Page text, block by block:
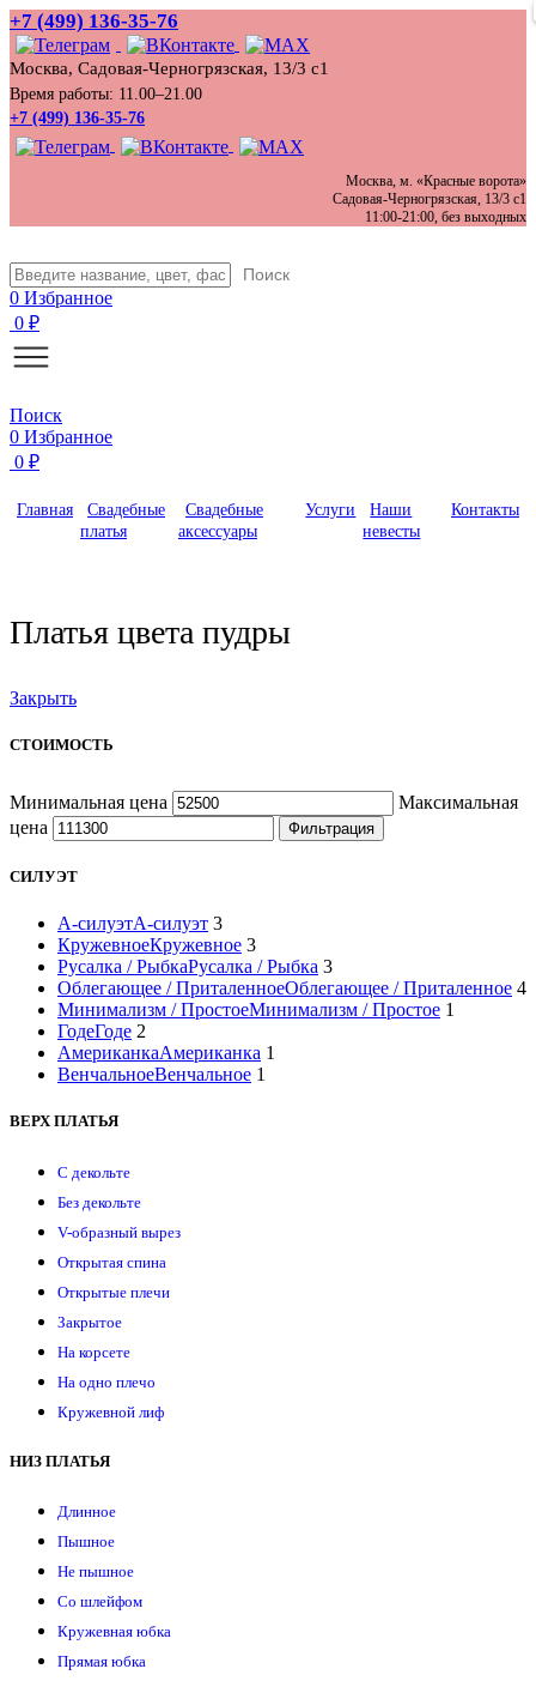
+7 (499) 136‑35‑76
Москва, Садовая-Черногрязская, 13/3 с1
Время работы: 11.00–21.00
+7 (499) 136-35-76
Москва, м. «Красные ворота»
Садовая-Черногрязская, 13/3 с1
11:00-21:00, без выходных
Поиск
0 Избранное
0 ₽
Поиск
0 Избранное
0 ₽
Главная
Свадебные
платья
Свадебные
аксессуары
Услуги
Наши
невесты
Контакты
Платья цвета пудры
Закрыть
СТОИМОСТЬ
Минимальная цена
Максимальная
цена
Фильтрация
СИЛУЭТ
А-силуэтА-силуэт 3
КружевноеКружевное 3
Русалка / РыбкаРусалка / Рыбка 3
Облегающее / ПриталенноеОблегающее / Приталенное 4
Минимализм / ПростоеМинимализм / Простое 1
ГодеГоде 2
АмериканкаАмериканка 1
ВенчальноеВенчальное 1
ВЕРХ ПЛАТЬЯ
С декольте
Без декольте
V-образный вырез
Открытая спина
Открытые плечи
Закрытое
На корсете
На одно плечо
Кружевной лиф
НИЗ ПЛАТЬЯ
Длинное
Пышное
Не пышное
Со шлейфом
Кружевная юбка
Прямая юбка